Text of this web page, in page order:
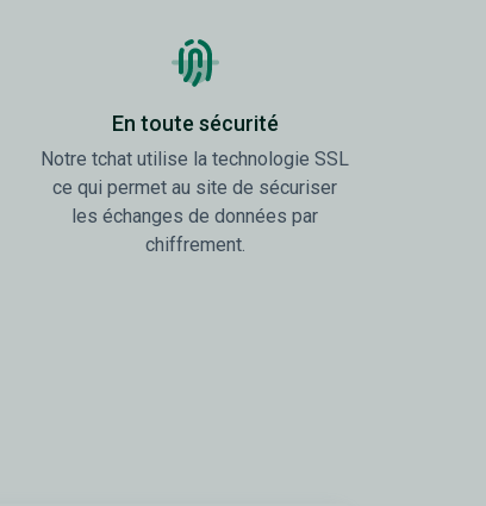
En toute sécurité
Notre tchat utilise la technologie SSL
ce qui permet au site de sécuriser
les échanges de données par
chiffrement.